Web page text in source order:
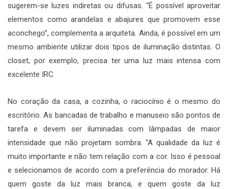
sugerem-se luzes indiretas ou difusas. “É possível aproveitar
elementos como arandelas e abajures que promovem esse
aconchego”, complementa a arquiteta. Ainda, é possível em um
mesmo ambiente utilizar dois tipos de iluminação distintas. O
closet, por exemplo, precisa ter uma luz mais intensa com
excelente IRC.
No coração da casa, a cozinha, o raciocínio é o mesmo do
escritório. As bancadas de trabalho e manuseio são pontos de
tarefa e devem ser iluminadas com lâmpadas de maior
intensidade que não projetam sombra. “A qualidade da luz é
muito importante e não tem relação com a cor. Isso é pessoal
e selecionamos de acordo com a preferência do morador. Há
quem goste da luz mais branca, e quem goste da luz